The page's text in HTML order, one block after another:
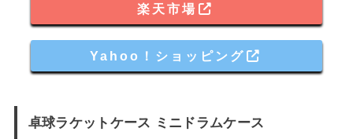
楽天市場
Yahoo！ショッピング
卓球ラケットケース ミニドラムケース